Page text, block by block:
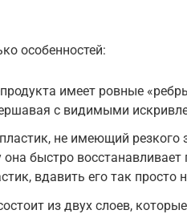
особенностей:
имеет ровные
с видимыми
не имеющий резкого
она быстро
вдавить его так просто
из двух слоев,